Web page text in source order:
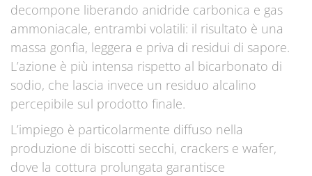
decompone liberando anidride carbonica e gas
ammoniacale, entrambi volatili: il risultato è una
massa gonfia, leggera e priva di residui di sapore.
L’azione è più intensa rispetto al bicarbonato di
sodio, che lascia invece un residuo alcalino
percepibile sul prodotto finale.
L’impiego è particolarmente diffuso nella
produzione di biscotti secchi, crackers e wafer,
dove la cottura prolungata garantisce